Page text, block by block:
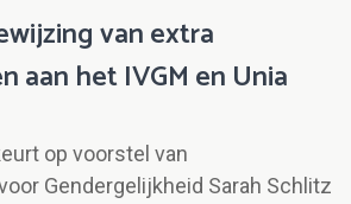
van extra
aan het IVGM en Unia
op voorstel van
Gendergelijkheid Sarah Schlitz